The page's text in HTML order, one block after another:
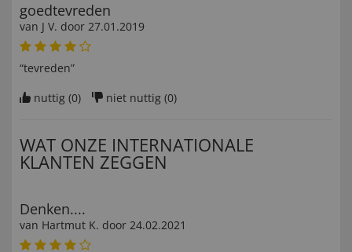
goedtevreden
van J V. door 27.01.2019
“tevreden”
nuttig (0) niet nuttig (0)
WAT ONZE INTERNATIONALE
KLANTEN ZEGGEN
Denken....
van Hartmut K. door 24.02.2021